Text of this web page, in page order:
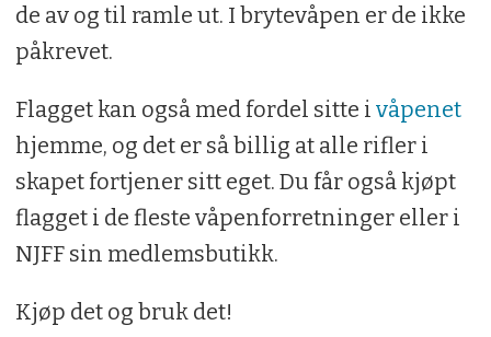
de av og til ramle ut. I brytevåpen er de ikke
påkrevet.
Flagget kan også med fordel sitte i våpenet
hjemme, og det er så billig at alle rifler i
skapet fortjener sitt eget. Du får også kjøpt
flagget i de fleste våpenforretninger eller i
NJFF sin medlemsbutikk.
Kjøp det og bruk det!